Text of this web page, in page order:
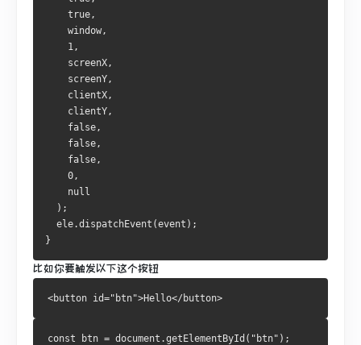
    true,
    window,
    1,
    screenX,
    screenY,
    clientX,
    clientY,
    false,
    false,
    false,
    0,
    null
  );
  ele.dispatchEvent(event);
}
比如你要触发以下这个按钮
<button id="btn">Hello</button>
const btn = document.getElementById("btn");